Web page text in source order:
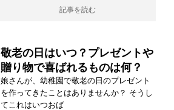
記事を読む
敬老の日はいつ？プレゼントや
贈り物で喜ばれるものは何？
娘さんが、幼稚園で敬老の日のプレゼント
を作ってきたことはありませんか？ そうし
てこれはいつおば